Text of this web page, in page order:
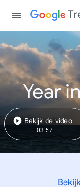
Year
Bekijk de video
03:57